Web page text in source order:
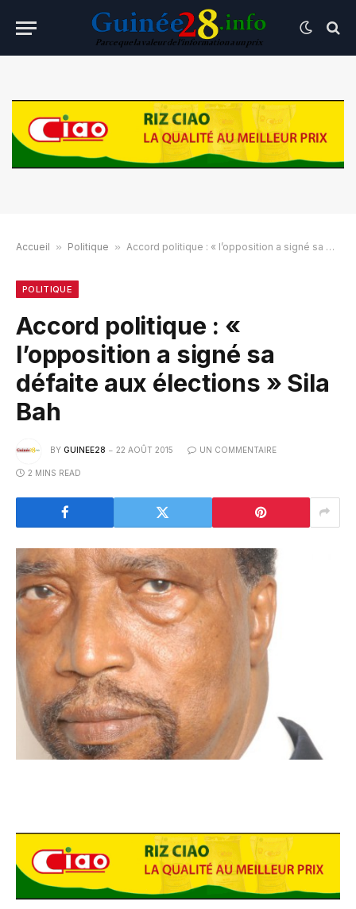
Accueil » Politique » Accord politique : « l’opposition a signé sa défaite aux élections » Sila Bah
POLITIQUE
Accord politique : «
l’opposition a signé sa
défaite aux élections » Sila
Bah
BY GUINEE28 22 AOÛT 2015 UN COMMENTAIRE
2 MINS READ